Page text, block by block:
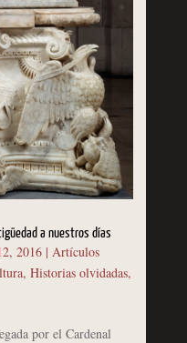
a nuestros días
2016| Artículos
, Historias olvidadas,
por el Cardenal